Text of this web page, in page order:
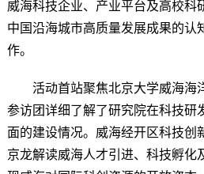
威海科技企业、产业平台及高校科
中国沿海城市高质量发展成果的认
作。
活动首站聚焦北京大学威海海洋
参访团详细了解了研究院在科技研
面的建设情况。威海经开区科技创
京龙解读威海人才引进、科技孵化